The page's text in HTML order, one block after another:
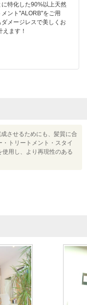
特化した90%以上天然
ント"ALORB"をご用
メージレスで美しくお
ます！
させるためにも、髪質に合
トリートメント・スタイ
使用し、より再現性のある